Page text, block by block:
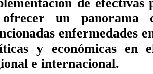
un panorama
enfermedades
y económicas en
e internacional.